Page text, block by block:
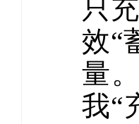
只
效“
量
我“